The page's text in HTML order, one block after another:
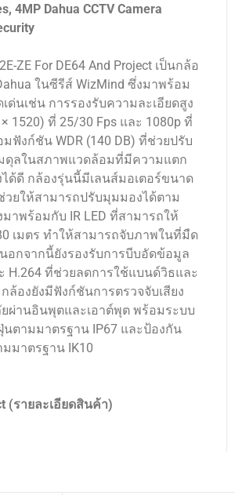
4MP Dahua CCTV Camera
ZE For DE64 And Project เป็นกล้อ
ในซีรีส์ WizMind ซึ่งมาพร้อม
นเช่น การรองรับความละเอียดสูง
1520) ที่ 25/30 Fps และ 1080p ที่
ฟังก์ชัน WDR (140 DB) ที่ช่วยปรับ
ดุลในสภาพแวดล้อมที่มีความแตก
ด้ดี กล้องรุ่นนี้มีเลนส์มอเตอร์ขนาด
วยให้สามารถปรับมุมมองได้ตาม
มาพร้อมกับ IR LED ที่สามารถให้
เมตร ทำให้สามารถจับภาพในที่มืด
อกจากนี้ยังรองรับการบีบอัดข้อมูล
H.264 ที่ช่วยลดการใช้แบนด์วิธและ
ล้องยังมีฟังก์ชันการตรวจจับเสียง
ผ่านอินพุตและเอาต์พุต พร้อมระบบ
ตามมาตรฐาน IP67 และป้องกัน
มาตรฐาน IK10
(รายละเอียดสินค้า)